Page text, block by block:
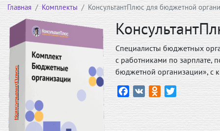
Главная Комплекты КонсультантПлюс для бюджетной
Специалисты бюджетных
с работниками по зарплате,
бюджетной организации», с
Facebook
VK Odnoklassniki
Twitter